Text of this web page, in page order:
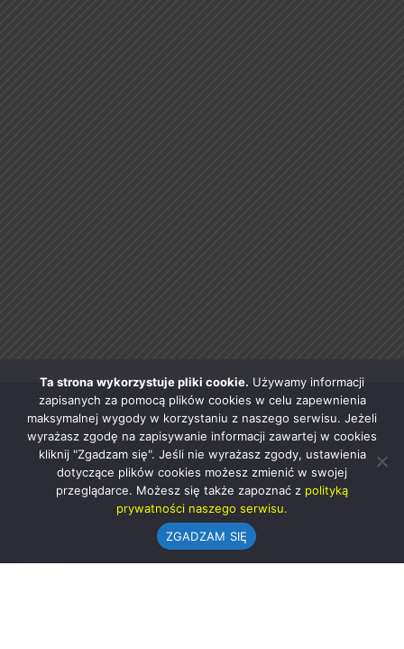
Ta strona wykorzystuje pliki cookie. Używamy informacji
zapisanych za pomocą plików cookies w celu zapewnienia
maksymalnej wygody w korzystaniu z naszego serwisu. Jeżeli
wyrażasz zgodę na zapisywanie informacji zawartej w cookies
kliknij "Zgadzam się". Jeśli nie wyrażasz zgody, ustawienia
dotyczące plików cookies możesz zmienić w swojej
przeglądarce. Możesz się także zapoznać z polityką
prywatności naszego serwisu.
ZGADZAM SIĘ